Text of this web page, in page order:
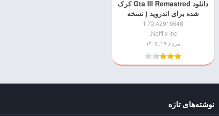
دانلود Gta III Remastred کرک
شده برای اندروید ( نسخه
نتفلیکس )
1.72.42919648
Netflix Inc.
مرداد ۱۹, ۱۴۰۵
نوشته‌های تازه